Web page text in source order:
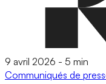
9 avril 2026 - 5 min
Communiqués de